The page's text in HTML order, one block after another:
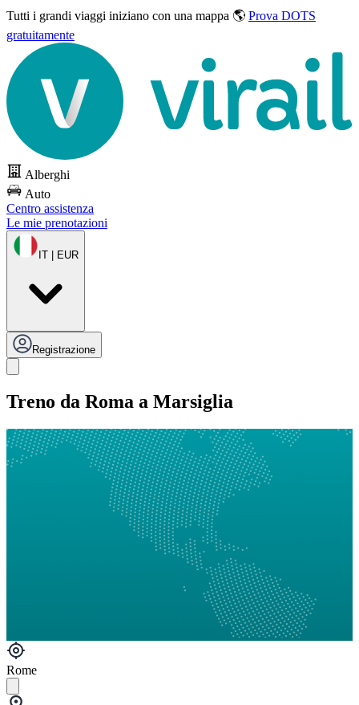
Tutti i grandi viaggi iniziano con una mappa 🌎 Prova DOTS
gratuitamente
Alberghi
Auto
Centro assistenza
Le mie prenotazioni
IT | EUR
Registrazione
Treno da Roma a Marsiglia
Rome